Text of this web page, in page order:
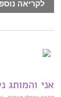
לקריאה
אני והמותג